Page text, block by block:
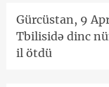
Gürcüstan, 9
Tbilisidə dinc
il ötdü